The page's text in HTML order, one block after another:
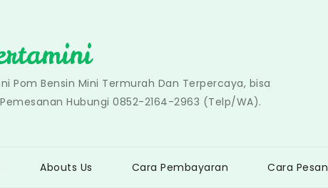
Pom Bensin Mini Termurah Dan Terpercaya, bisa
Pemesanan Hubungi 0852-2164-2963 (Telp/WA).
Abouts Us Cara Pembayaran Cara Pesan